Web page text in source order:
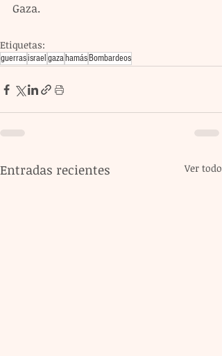
Gaza.
Etiquetas:
guerrasisrael gazahamás Bombardeos
Entradas recientes Ver todo